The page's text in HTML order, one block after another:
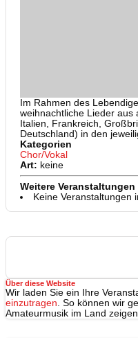
Im Rahmen des
weihnachtliche Lieder aus
Italien, Frankreich,
Deutschland) in den
Kategorien
Chor/Vokal
Art: keine
Weitere Veranstaltungen
Keine Veranstaltungen
Über diese Website
Wir laden Sie ein Ihre
einzutragen . So können wir
Amateurmusik im Land zeigen.